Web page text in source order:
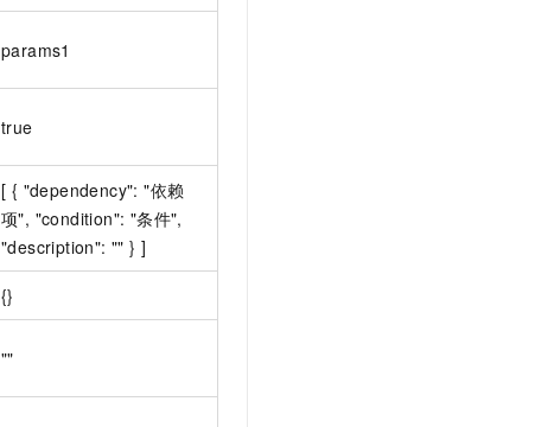
params1
true
[ { "dependency": "依赖
项", "condition": "条件",
"description": "" } ]
{}
""